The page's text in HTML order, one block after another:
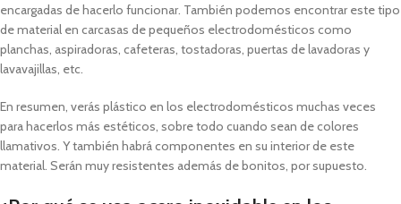
encargadas de hacerlo funcionar. También podemos encontrar este tipo
de material en carcasas de pequeños electrodomésticos como
planchas, aspiradoras, cafeteras, tostadoras, puertas de lavadoras y
lavavajillas, etc.
En resumen, verás plástico en los electrodomésticos muchas veces
para hacerlos más estéticos, sobre todo cuando sean de colores
llamativos. Y también habrá componentes en su interior de este
material. Serán muy resistentes además de bonitos, por supuesto.